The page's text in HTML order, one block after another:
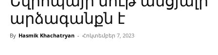
արձագանքն է
By Hasmik Khachatryan - Հոկտեմբեր 7, 2023